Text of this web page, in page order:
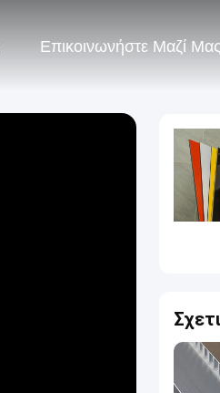
Επικοινωνήστε Μαζί Μας